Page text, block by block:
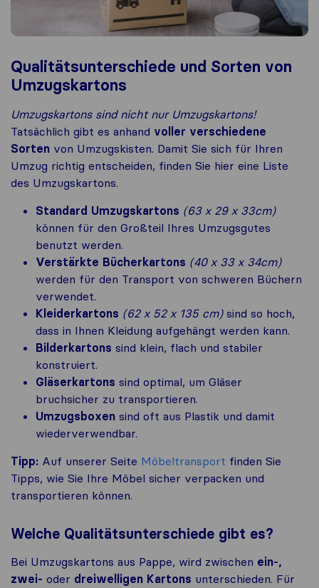
Qualitätsunterschiede und Sorten von
Umzugskartons
Umzugskartons sind nicht nur Umzugskartons!
Tatsächlich gibt es anhand voller verschiedene
Sorten von Umzugskisten. Damit Sie sich für Ihren
Umzug richtig entscheiden, finden Sie hier eine Liste
des Umzugskartons.
Standard Umzugskartons (63 x 29 x 33cm)
können für den Großteil Ihres Umzugsgutes
benutzt werden.
Verstärkte Bücherkartons (40 x 33 x 34cm)
werden für den Transport von schweren Büchern
verwendet.
Kleiderkartons (62 x 52 x 135 cm)sind so hoch,
dass in Ihnen Kleidung aufgehängt werden kann.
Bilderkartons sind klein, flach und stabiler
konstruiert.
Gläserkartons sind optimal, um Gläser
bruchsicher zu transportieren.
Umzugsboxen sind oft aus Plastik und damit
wiederverwendbar.
Tipp: Auf unserer Seite Möbeltransport finden Sie
Tipps, wie Sie Ihre Möbel sicher verpacken und
transportieren können.
Welche Qualitätsunterschiede gibt es?
Bei Umzugskartons aus Pappe, wird zwischen ein-,
zwei- oder dreiwelligen Kartons unterschieden. Für